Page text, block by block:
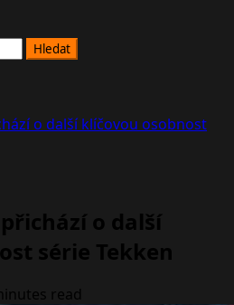
o další klíčovou osobnost
o další
série Tekken
read